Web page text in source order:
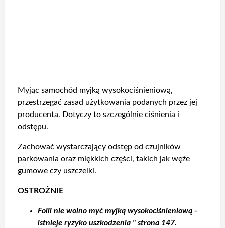
Myjąc samochód myjką wysokociśnieniową,
przestrzegać zasad użytkowania podanych przez jej
producenta. Dotyczy to szczególnie ciśnienia i
odstępu.
Zachować wystarczający odstęp od czujników
parkowania oraz miękkich części, takich jak węże
gumowe czy uszczelki.
OSTROŻNIE
Folii nie wolno myć myjką wysokociśnieniową -
istnieje ryzyko uszkodzenia " strona 147.